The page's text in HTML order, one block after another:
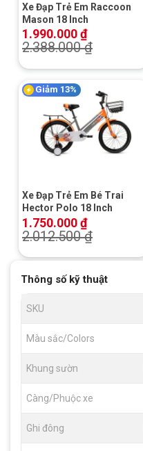
Xe Đạp Trẻ Em Raccoon
Mason 18 Inch
1.990.000₫
2.388.000₫
Giảm 13%
Xe Đạp Trẻ Em Bé Trai
Hector Polo 18 Inch
1.750.000₫
2.012.500₫
Thông số kỹ thuật
SKU
Màu sắc/Colors
Khung sườn
Càng/Phuộc xe
Ghi đông